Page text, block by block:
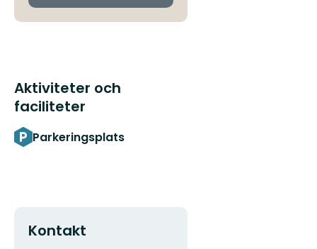
Aktiviteter och
faciliteter
Parkeringsplats
Kontakt